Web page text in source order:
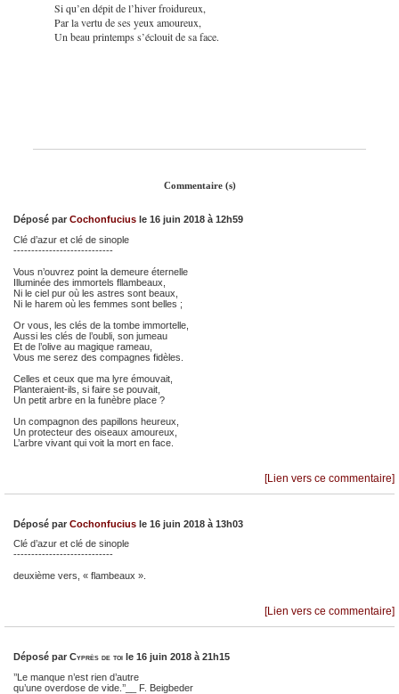
Si qu’en dépit de l’hiver froidureux,
Par la vertu de ses yeux amoureux,
Un beau printemps s’éclouit de sa face.
Commentaire (s)
Déposé par Cochonfucius le 16 juin 2018 à 12h59
Clé d’azur et clé de sinople
----------------------------
Vous n’ouvrez point la demeure éternelle
Illuminée des immortels fllambeaux,
Ni le ciel pur où les astres sont beaux,
Ni le harem où les femmes sont belles ;
Or vous, les clés de la tombe immortelle,
Aussi les clés de l’oubli, son jumeau
Et de l’olive au magique rameau,
Vous me serez des compagnes fidèles.
Celles et ceux que ma lyre émouvait,
Planteraient-ils, si faire se pouvait,
Un petit arbre en la funèbre place ?
Un compagnon des papillons heureux,
Un protecteur des oiseaux amoureux,
L’arbre vivant qui voit la mort en face.
[Lien vers ce commentaire]
Déposé par Cochonfucius le 16 juin 2018 à 13h03
Clé d’azur et clé de sinople
----------------------------
deuxième vers, « flambeaux ».
[Lien vers ce commentaire]
Déposé par Cyprès de toi le 16 juin 2018 à 21h15
’’Le manque n’est rien d’autre
qu’une overdose de vide.’’__ F. Beigbeder